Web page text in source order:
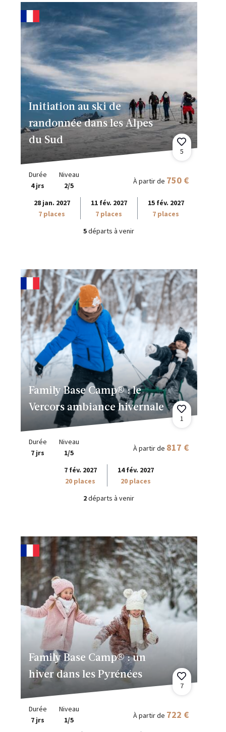
Initiation au ski de
randonnée dans les Alpes
du Sud
5
Durée
4 jrs
Niveau
2/5
À partir de 750 €
28 jan. 2027
7 places
11 fév. 2027
7 places
15 fév. 2027
7 places
5départs à venir
Family Base Camp® : le
Vercors ambiance hivernale
1
Durée
7 jrs
Niveau
1/5
À partir de 817 €
7 fév. 2027
20 places
14 fév. 2027
20 places
2départs à venir
Family Base Camp® : un
hiver dans les Pyrénées
7
Durée
7 jrs
Niveau
1/5
À partir de 722 €